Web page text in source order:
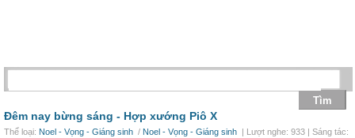
Đêm nay bừng sáng - Hợp xướng Piô X
Thể loại: Noel - Vọng - Giáng sinh / Noel - Vọng - Giáng sinh | Lượt nghe: 933 | Sáng tác: